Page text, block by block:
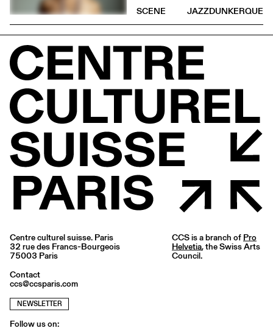
JAZZDUNKERQUE
SCENE
Centre culturel suisse. Paris
32 rue des Francs-Bourgeois
75003 Paris
Contact
ccs@ccsparis.com
NEWSLETTER
Follow us on:
CCS is a branch of Pro
Helvetia, the Swiss Arts
Council.